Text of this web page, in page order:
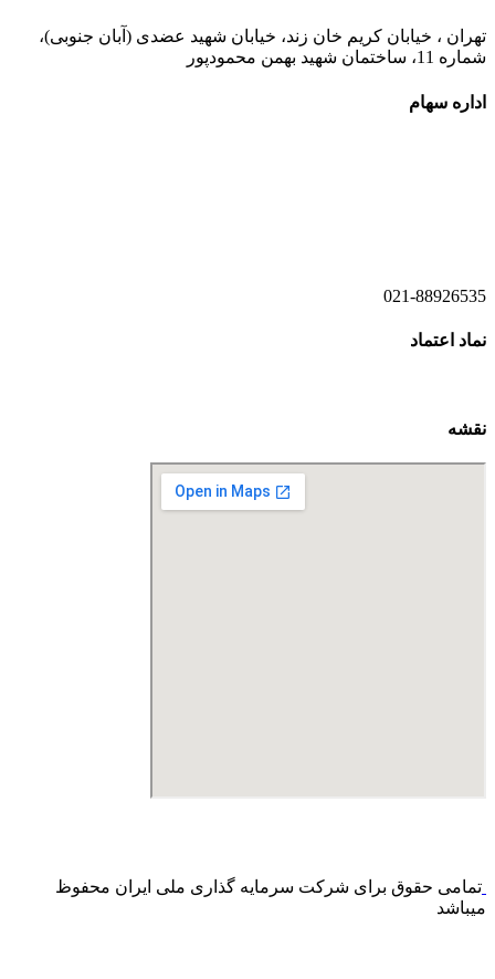
تهران ، خیابان کریم خان زند، خیابان شهید عضدی (آبان جنوبی)،
شماره 11، ساختمان شهید بهمن محمودپور
اداره سهام
021-88926535
نماد اعتماد
نقشه
تمامی حقوق برای شرکت سرمایه گذاری ملی ایران محفوظ
میباشد